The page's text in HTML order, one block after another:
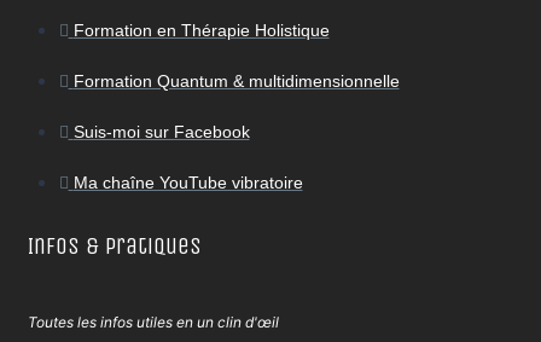
Formation en Thérapie Holistique
Formation Quantum & multidimensionnelle
Suis-moi sur Facebook
Ma chaîne YouTube vibratoire
Infos & Pratiques
Toutes les infos utiles en un clin d'œil